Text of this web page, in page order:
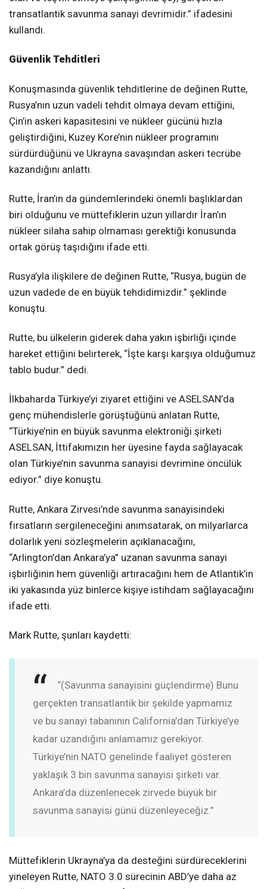
transatlantik savunma sanayi devrimidir.” ifadesini
kullandı.
Güvenlik Tehditleri
Konuşmasında güvenlik tehditlerine de değinen Rutte,
Rusya’nın uzun vadeli tehdit olmaya devam ettiğini,
Çin’in askeri kapasitesini ve nükleer gücünü hızla
geliştirdiğini, Kuzey Kore’nin nükleer programını
sürdürdüğünü ve Ukrayna savaşından askeri tecrübe
kazandığını anlattı.
Rutte, İran’ın da gündemlerindeki önemli başlıklardan
biri olduğunu ve müttefiklerin uzun yıllardır İran’ın
nükleer silaha sahip olmaması gerektiği konusunda
ortak görüş taşıdığını ifade etti.
Rusya’yla ilişkilere de değinen Rutte, “Rusya, bugün de
uzun vadede de en büyük tehdidimizdir.” şeklinde
konuştu.
Rutte, bu ülkelerin giderek daha yakın işbirliği içinde
hareket ettiğini belirterek, “İşte karşı karşıya olduğumuz
tablo budur.” dedi.
İlkbaharda Türkiye’yi ziyaret ettiğini ve ASELSAN’da
genç mühendislerle görüştüğünü anlatan Rutte,
“Türkiye’nin en büyük savunma elektroniği şirketi
ASELSAN, İttifakımızın her üyesine fayda sağlayacak
olan Türkiye’nin savunma sanayisi devrimine öncülük
ediyor.” diye konuştu.
Rutte, Ankara Zirvesi’nde savunma sanayisindeki
fırsatların sergileneceğini anımsatarak, on milyarlarca
dolarlık yeni sözleşmelerin açıklanacağını,
“Arlington’dan Ankara’ya” uzanan savunma sanayi
işbirliğinin hem güvenliği artıracağını hem de Atlantik’in
iki yakasında yüz binlerce kişiye istihdam sağlayacağını
ifade etti.
Mark Rutte, şunları kaydetti:
“(Savunma sanayisini güçlendirme) Bunu
gerçekten transatlantik bir şekilde yapmamız
ve bu sanayi tabanının California’dan Türkiye’ye
kadar uzandığını anlamamız gerekiyor.
Türkiye’nin NATO genelinde faaliyet gösteren
yaklaşık 3 bin savunma sanayisi şirketi var.
Ankara’da düzenlenecek zirvede büyük bir
savunma sanayisi günü düzenleyeceğiz.”
Müttefiklerin Ukrayna’ya da desteğini sürdüreceklerini
yineleyen Rutte, NATO 3.0 sürecinin ABD’ye daha az